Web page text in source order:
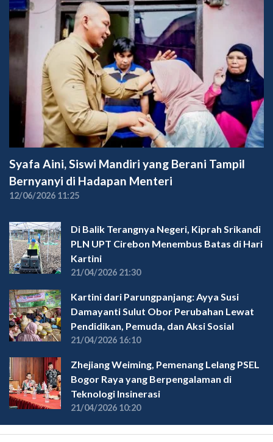
Syafa Aini, Siswi Mandiri yang Berani Tampil
Bernyanyi di Hadapan Menteri
12/06/2026 11:25
Di Balik Terangnya Negeri, Kiprah Srikandi
PLN UPT Cirebon Menembus Batas di Hari
Kartini
21/04/2026 21:30
Kartini dari Parungpanjang: Ayya Susi
Damayanti Sulut Obor Perubahan Lewat
Pendidikan, Pemuda, dan Aksi Sosial
21/04/2026 16:10
Zhejiang Weiming, Pemenang Lelang PSEL
Bogor Raya yang Berpengalaman di
Teknologi Insinerasi
21/04/2026 10:20